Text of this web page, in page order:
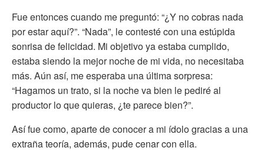
Fue entonces cuando me preguntó: “¿Y no cobras nada
por estar aquí?”. “Nada”, le contesté con una estúpida
sonrisa de felicidad. Mi objetivo ya estaba cumplido,
estaba siendo la mejor noche de mi vida, no necesitaba
más. Aún así, me esperaba una última sorpresa:
“Hagamos un trato, si la noche va bien le pediré al
productor lo que quieras, ¿te parece bien?”.
Así fue como, aparte de conocer a mi ídolo gracias a una
extraña teoría, además, pude cenar con ella.